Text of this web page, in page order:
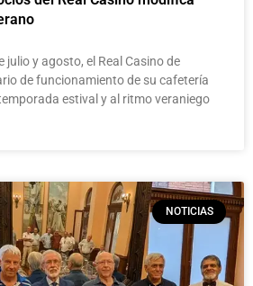
julio y agosto, el Real Casino de
de funcionamiento de su cafetería
estival y al ritmo veraniego
NOTICIAS